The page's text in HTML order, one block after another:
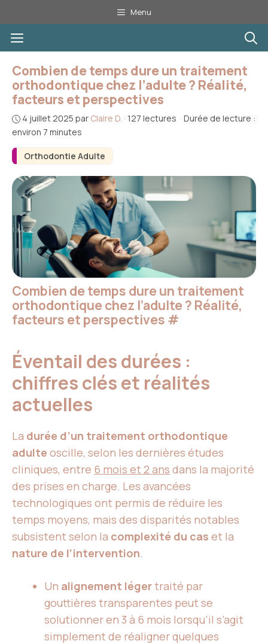
au
contenu
Menu
Menu
Orthodontie Adulte
Combien de temps dure un traitement
orthodontique chez l’adulte ? Réalité,
facteurs et perspectives
4 juillet 2025 par Claire D. · 127 lectures · Durée de lecture :
environ 7 minutes
Combien de temps dure un traitement
orthodontique chez l’adulte ? Réalité,
facteurs et perspectives #
Éventail des durées :
chiffres clés et réalités
actuelles
La durée d’un traitement orthodontique
adulte oscille, selon les dernières études
cliniques, entre 6 mois et 2 ans dans la majorité
des prises en charge. Les avancées
technologiques ont permis de réduire les
temps moyens, mais des disparités notables
subsistent selon la complexité du cas et la
nature de l’intervention.
Un alignement légertraité par
gouttières transparentes peut se
solutionner en 3 à 6 mois lorsqu’il s’agit
simplement de réaligner quelques